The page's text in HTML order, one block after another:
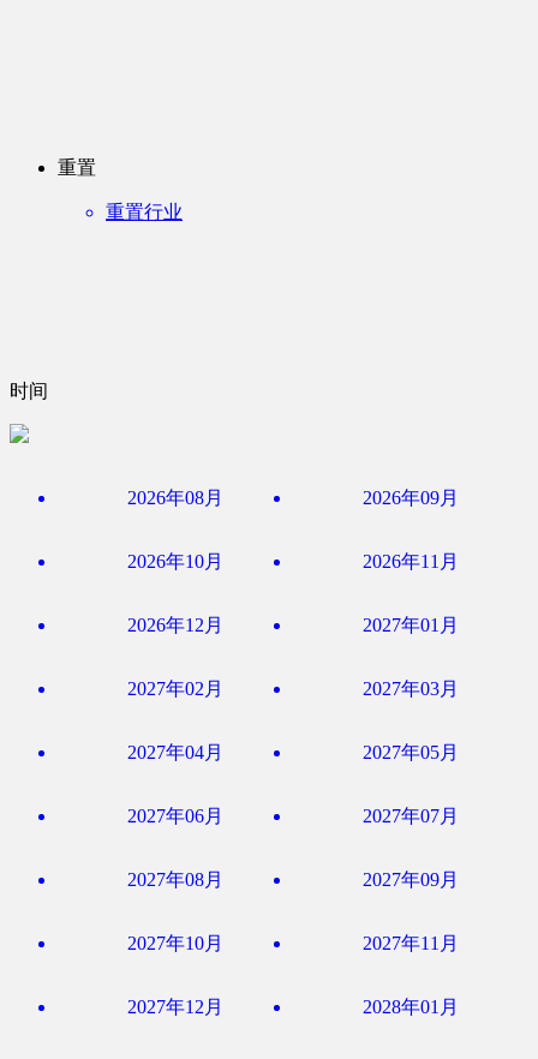
重置
重置行业
时间
2026年08月 2026年09月
2026年10月 2026年11月
2026年12月 2027年01月
2027年02月 2027年03月
2027年04月 2027年05月
2027年06月 2027年07月
2027年08月 2027年09月
2027年10月 2027年11月
2027年12月 2028年01月